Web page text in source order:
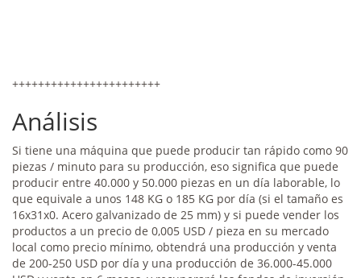
+++++++++++++++++++++++
Análisis
Si tiene una máquina que puede producir tan rápido como 90
piezas / minuto para su producción, eso significa que puede
producir entre 40.000 y 50.000 piezas en un día laborable, lo
que equivale a unos 148 KG o 185 KG por día (si el tamaño es
16x31x0. Acero galvanizado de 25 mm) y si puede vender los
productos a un precio de 0,005 USD / pieza en su mercado
local como precio mínimo, obtendrá una producción y venta
de 200-250 USD por día y una producción de 36.000-45.000